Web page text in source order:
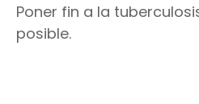
Poner fin a la
posible.